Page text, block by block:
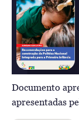
Documento
apresentadas